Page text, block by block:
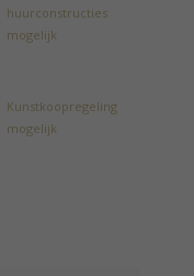
huurconstructies
mogelijk
Kunstkoopregeling
mogelijk